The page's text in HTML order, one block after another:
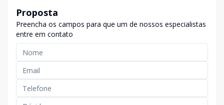
Proposta
Preencha os campos para que um de nossos especialistas
entre em contato